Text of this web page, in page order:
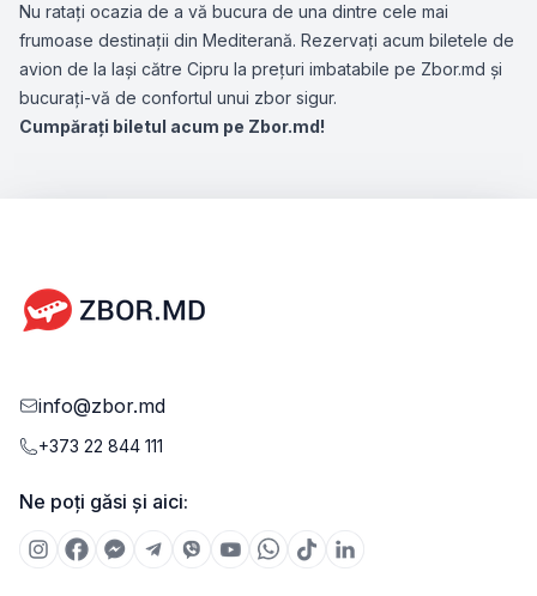
Nu ratați ocazia de a vă bucura de una dintre cele mai
frumoase destinații din Mediterană. Rezervați acum biletele de
avion de la Iași către Cipru la prețuri imbatabile pe Zbor.md și
bucurați-vă de confortul unui zbor sigur.
Cumpărați biletul acum pe Zbor.md!
info@zbor.md
+373 22 844 111
Ne poți găsi și aici: